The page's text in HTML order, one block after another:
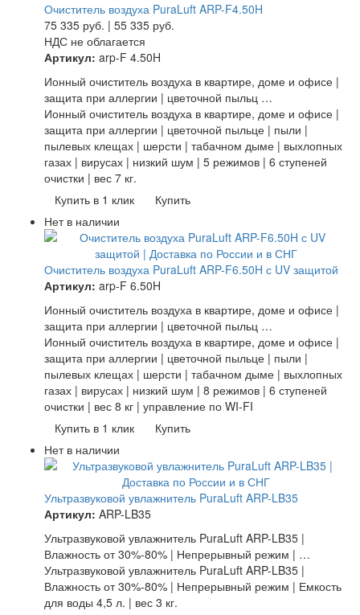
Очиститель воздуха PuraLuft ARP-F4.50H
75 335 руб. | 55 335 руб.
НДС не облагается
Артикул: arp-F 4.50H
Ионный очиститель воздуха в квартире, доме и офисе |
защита при аллергии | цветочной пыльц …
Ионный очиститель воздуха в квартире, доме и офисе |
защита при аллергии | цветочной пыльце | пыли |
пылевых клещах | шерсти | табачном дыме | выхлопных
газах | вирусах | низкий шум | 5 режимов | 6 ступеней
очистки | вес 7 кг.
Купить в 1 клик
Купить
Нет в наличии
Очиститель воздуха PuraLuft ARP-F6.50H с UV защитой
Артикул: arp-F 6.50H
Ионный очиститель воздуха в квартире, доме и офисе |
защита при аллергии | цветочной пыльц …
Ионный очиститель воздуха в квартире, доме и офисе |
защита при аллергии | цветочной пыльце | пыли |
пылевых клещах | шерсти | табачном дыме | выхлопных
газах | вирусах | низкий шум | 8 режимов | 6 ступеней
очистки | вес 8 кг | управление по WI-FI
Купить в 1 клик
Купить
Нет в наличии
Ультразвуковой увлажнитель PuraLuft ARP-LB35
Артикул: ARP-LB35
Ультразвуковой увлажнитель PuraLuft ARP-LB35 |
Влажность от 30%-80% | Непрерывный режим | …
Ультразвуковой увлажнитель PuraLuft ARP-LB35 |
Влажность от 30%-80% | Непрерывный режим | Емкость
для воды 4,5 л. | вес 3 кг.